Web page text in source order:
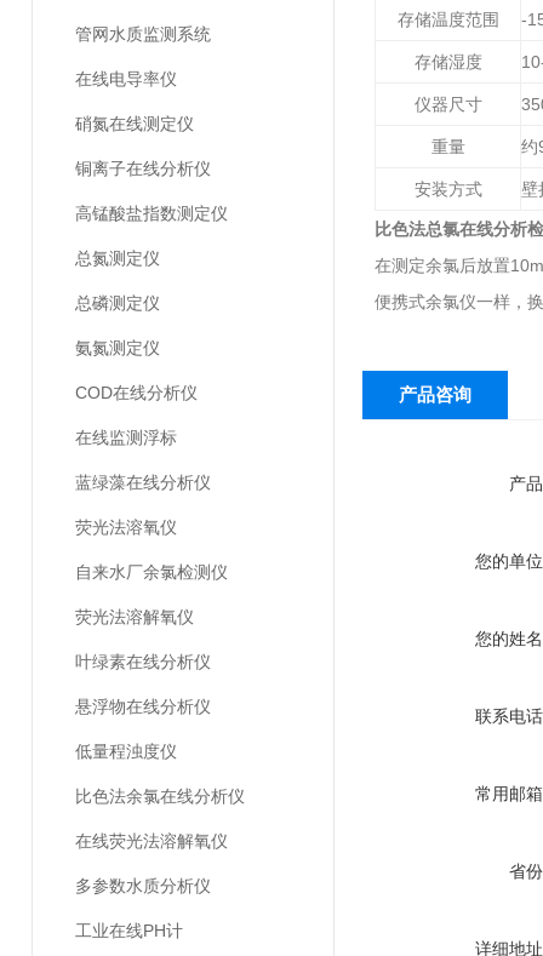
管网水质监测系统
在线电导率仪
硝氮在线测定仪
铜离子在线分析仪
高锰酸盐指数测定仪
总氮测定仪
总磷测定仪
氨氮测定仪
COD在线分析仪
在线监测浮标
蓝绿藻在线分析仪
荧光法溶氧仪
自来水厂余氯检测仪
荧光法溶解氧仪
叶绿素在线分析仪
悬浮物在线分析仪
低量程浊度仪
比色法余氯在线分析仪
在线荧光法溶解氧仪
多参数水质分析仪
工业在线PH计
存储温度范围 -
存储湿度
仪器尺寸
重量 约
安装方式 壁
比色法总氯在线分析
在测定余氯后放置
便携式余氯仪一样，
产品咨询
产
您的单
您的姓
联系电
常用邮
省
详细地